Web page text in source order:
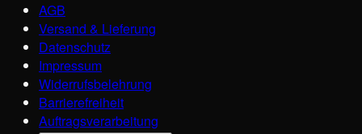
AGB
Versand & Lieferung
Datenschutz
Impressum
Widerrufsbelehrung
Barrierefreiheit
Auftragsverarbeitung